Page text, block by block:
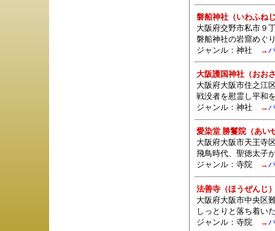
磐船神社（いわふね
大阪府交野市私市９
磐船神社の岩窟めぐ
ジャンル： 神社 →
大阪護国神社（おお
大阪府大阪市住之江
戦没者を慰霊し平和
ジャンル： 神社 →
愛染堂 勝鬘院（あい
大阪府大阪市天王寺
飛鳥時代、聖徳太子
ジャンル： 寺院→
法善寺（ほうぜんじ
大阪府大阪市中央区
しっとりと落ち着い
ジャンル： 寺院→